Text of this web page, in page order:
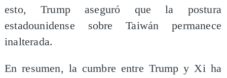
esto, Trump aseguró que la postura
estadounidense sobre Taiwán permanece
inalterada.
En resumen, la cumbre entre Trump y Xi ha